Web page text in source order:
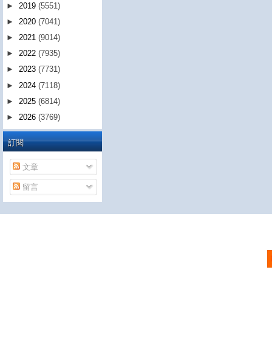
► 2019 (5551)
► 2020 (7041)
► 2021 (9014)
► 2022 (7935)
► 2023 (7731)
► 2024 (7118)
► 2025 (6814)
► 2026 (3769)
訂閱
文章
留言